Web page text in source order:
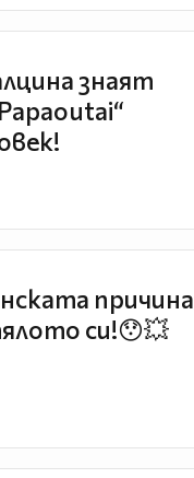
знаят
причина
си!😯💥